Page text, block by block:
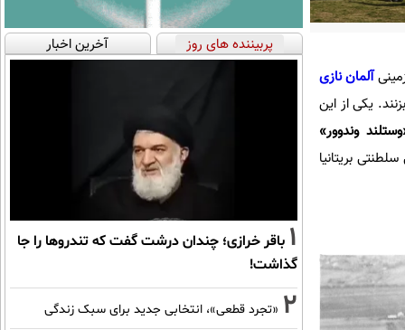
آلمان نازی
یکی از این
وندوور»
بریتانیا
پربیننده های روز آخرین اخبار
1 باقر خرازی؛ چندان درشت گفت که تندروها را جا
گذاشت!
2 «تجرد قطعی»، انتخابی جدید برای سبک زندگی